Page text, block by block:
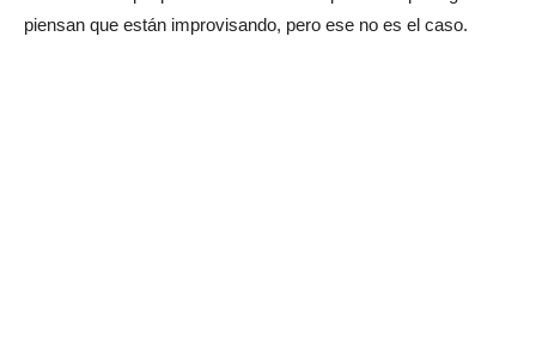
piensan que están improvisando, pero ese no es el caso.